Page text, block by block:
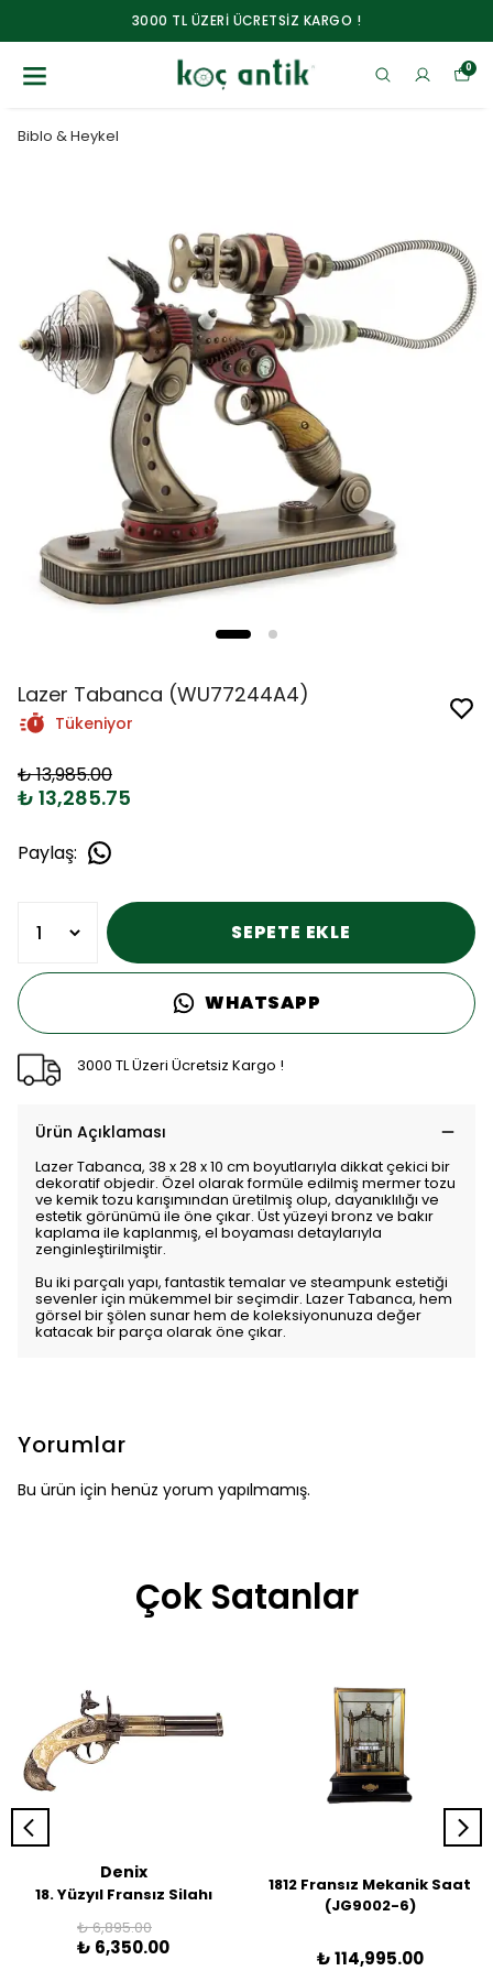
3000 TL ÜZERİ ÜCRETSİZ KARGO !
0
Biblo & Heykel
Lazer Tabanca (WU77244A4)
Tükeniyor
₺ 13,985.00
₺ 13,285.75
Paylaş:
SEPETE EKLE
WHATSAPP
3000 TL Üzeri Ücretsiz Kargo !
Ürün Açıklaması
Lazer Tabanca, 38 x 28 x 10 cm boyutlarıyla dikkat çekici bir
dekoratif objedir. Özel olarak formüle edilmiş mermer tozu
ve kemik tozu karışımından üretilmiş olup, dayanıklılığı ve
estetik görünümü ile öne çıkar. Üst yüzeyi bronz ve bakır
kaplama ile kaplanmış, el boyaması detaylarıyla
zenginleştirilmiştir.
Bu iki parçalı yapı, fantastik temalar ve steampunk estetiği
sevenler için mükemmel bir seçimdir. Lazer Tabanca, hem
görsel bir şölen sunar hem de koleksiyonunuza değer
katacak bir parça olarak öne çıkar.
Yorumlar
Bu ürün için henüz yorum yapılmamış.
Çok Satanlar
Denix
18. Yüzyıl Fransız Silahı
₺ 6,895.00
₺ 6,350.00
1812 Fransız Mekanik Saat
(JG9002-6)
₺ 114,995.00